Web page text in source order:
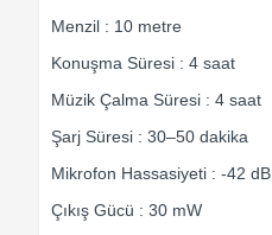
Menzil : 10 metre
Konuşma Süresi : 4 saat
Müzik Çalma Süresi : 4 saat
Şarj Süresi : 30–50 dakika
Mikrofon Hassasiyeti : -42 dB
Çıkış Gücü : 30 mW